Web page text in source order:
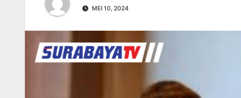
MEI 10, 2024